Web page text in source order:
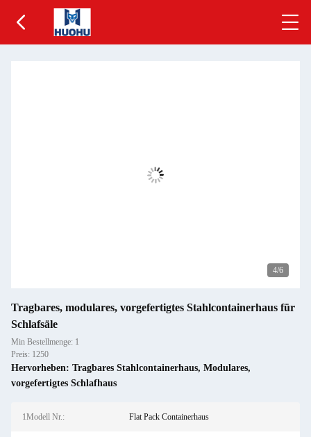
5/6
Tragbares, modulares, vorgefertigtes Stahlcontainerhaus für
Schlafsäle
Min Bestellmenge: 1
Preis: 1250
Hervorheben: Tragbares Stahlcontainerhaus, Modulares,
vorgefertigtes Schlafhaus
1Modell Nr.: Flat Pack Containerhaus